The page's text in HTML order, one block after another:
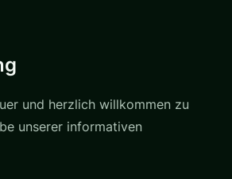
und herzlich willkommen zu
unserer informativen